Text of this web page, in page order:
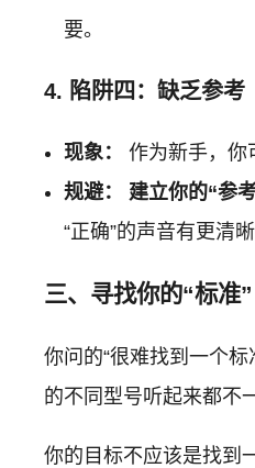
要。
4. 陷阱四：缺乏参考
现象：
作为新手，你
规避：
建立你的“参
“正确”的声音有更清
三、寻找你的“标准
你问的“很难找到一个
的不同型号听起来都不
你的目标不应该是找到